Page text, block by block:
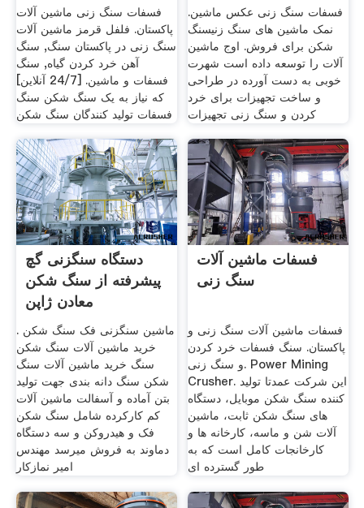
فسفات سنگ زنی ماشین آلات
پاکستان. فلفل قرمز ماشین آلات
سنگ زنی در پاکستان سنگ, سنگ
آهن خرد کردن گیاه, سنگ
فسفات و ماشین. [24/7 آنلاین]
که نیاز به یک سنگ شکن سنگ
فسفات تولید کنندگان سنگ شکن
فسفات سنگ زنی عکس ماشین.
نمک ماشین های سنگ زنیسنگ
شکن برای فروش. اوج ماشین
آلات را توسعه داده است شهرت
خوبی به دست آورده در طراحی
و ساخت تجهیزات برای خرد
کردن و سنگ زنی تجهیزات
دستگاه سنگزنی گچ
پیشرفته از سنگ شکن
معادن ژاپن
ماشین سنگزنی فک سنگ شکن .
خرید ماشین آلات سنگ شکن
سنگ خرید ماشین آلات سنگ
شکن سنگ دانه بندی جهت تولید
بتن آماده و آسفالت ماشین آلات
کم کارکرده شامل سنگ شکن
فک و هیدروکن و سه دستگاه
دماوند به فروش میرسد مهندس
امیر نمازکار
فسفات ماشین آلات
سنگ زنی
فسفات ماشین آلات سنگ زنی و
پاکستان. سنگ فسفات خرد کردن
و سنگ زنی. Power Mining
Crusher. این شرکت عمدتا تولید
کننده سنگ شکن موبایل، دستگاه
های سنگ شکن ثابت، ماشین
آلات شن و ماسه، کارخانه ها و
کارخانجات کامل است که به
طور گسترده ای